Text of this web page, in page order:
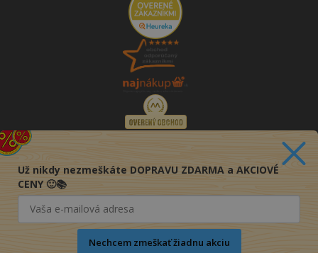
Už nikdy nezmeškáte DOPRAVU ZDARMA a AKCIOVÉ
CENY 🙂📚
Nechcem zmeškať žiadnu akciu